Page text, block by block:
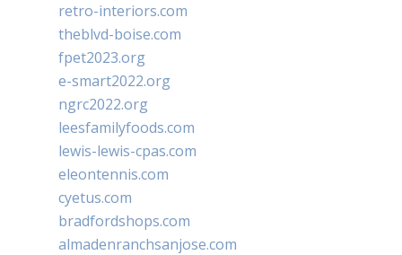
retro-interiors.com
theblvd-boise.com
fpet2023.org
e-smart2022.org
ngrc2022.org
leesfamilyfoods.com
lewis-lewis-cpas.com
eleontennis.com
cyetus.com
bradfordshops.com
almadenranchsanjose.com